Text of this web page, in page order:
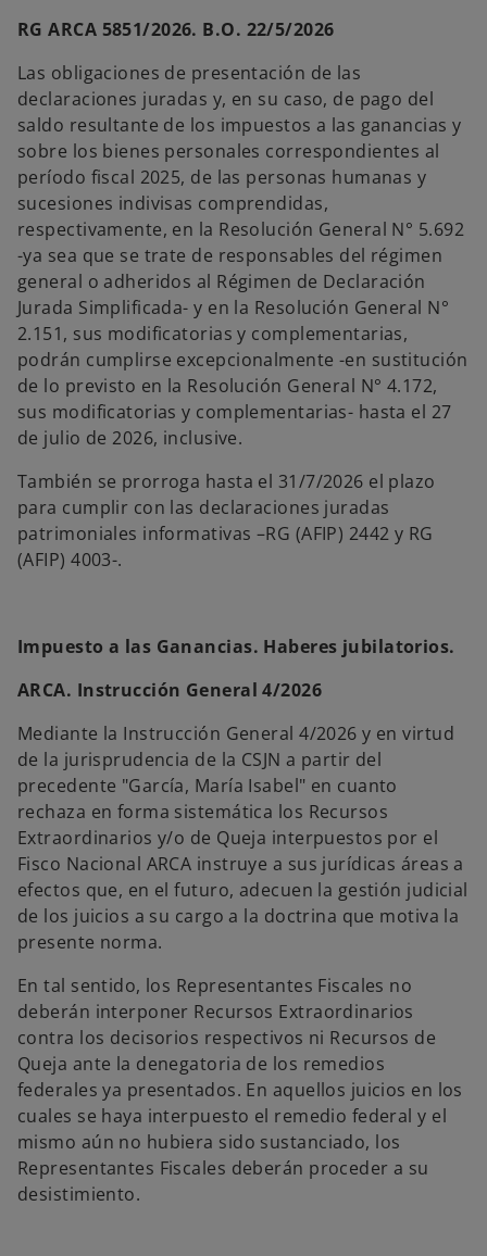
RG ARCA 5851/2026. B.O. 22/5/2026
Las obligaciones de presentación de las
declaraciones juradas y, en su caso, de pago del
saldo resultante de los impuestos a las ganancias y
sobre los bienes personales correspondientes al
período fiscal 2025, de las personas humanas y
sucesiones indivisas comprendidas,
respectivamente, en la Resolución General N° 5.692
-ya sea que se trate de responsables del régimen
general o adheridos al Régimen de Declaración
Jurada Simplificada- y en la Resolución General N°
2.151, sus modificatorias y complementarias,
podrán cumplirse excepcionalmente -en sustitución
de lo previsto en la Resolución General N° 4.172,
sus modificatorias y complementarias- hasta el 27
de julio de 2026, inclusive.
También se prorroga hasta el 31/7/2026 el plazo
para cumplir con las declaraciones juradas
patrimoniales informativas –RG (AFIP) 2442 y RG
(AFIP) 4003-.
Impuesto a las Ganancias. Haberes jubilatorios.
ARCA. Instrucción General 4/2026
Mediante la Instrucción General 4/2026 y en virtud
de la jurisprudencia de la CSJN a partir del
precedente "García, María Isabel" en cuanto
rechaza en forma sistemática los Recursos
Extraordinarios y/o de Queja interpuestos por el
Fisco Nacional ARCA instruye a sus jurídicas áreas a
efectos que, en el futuro, adecuen la gestión judicial
de los juicios a su cargo a la doctrina que motiva la
presente norma.
En tal sentido, los Representantes Fiscales no
deberán interponer Recursos Extraordinarios
contra los decisorios respectivos ni Recursos de
Queja ante la denegatoria de los remedios
federales ya presentados. En aquellos juicios en los
cuales se haya interpuesto el remedio federal y el
mismo aún no hubiera sido sustanciado, los
Representantes Fiscales deberán proceder a su
desistimiento.